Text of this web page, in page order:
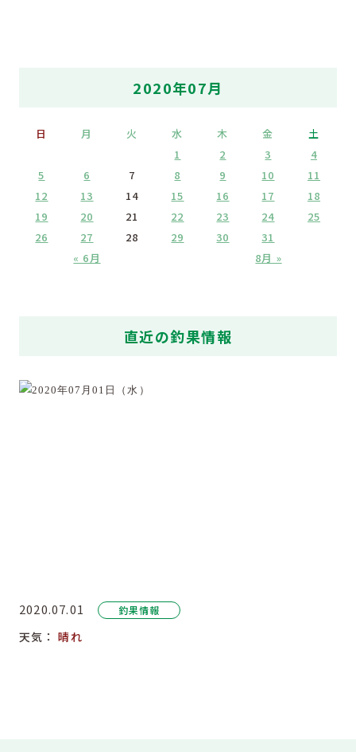
2020年07月
日 月 火 水 木 金 土
« 6月 8月 »
1 2 3
4
5
6 7 8 9 10
11
12
13 14 15 16 17
18
19
20 21 22 23 24
25
26
27 28 29 30 31
直近の釣果情報
2020.07.01 釣果情報
天気：晴れ